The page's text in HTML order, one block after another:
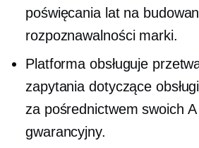
poświęcania lat na
rozpoznawalności marki.
Platforma obsługuje
zapytania dotyczące
za pośrednictwem swoich
gwarancyjny.